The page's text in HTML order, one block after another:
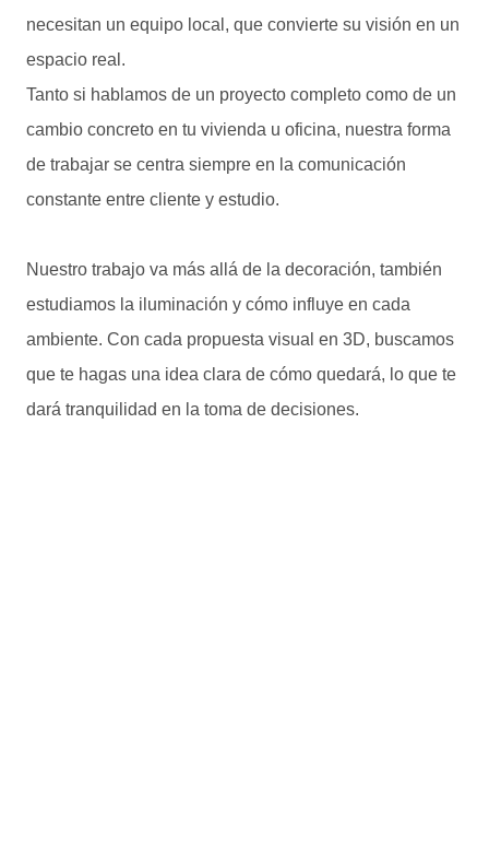
necesitan un equipo local, que convierte su visión en un
espacio real.
Tanto si hablamos de un proyecto completo como de un
cambio concreto en tu vivienda u oficina, nuestra forma
de trabajar se centra siempre en la comunicación
constante entre cliente y estudio.
Nuestro trabajo va más allá de la decoración, también
estudiamos la iluminación y cómo influye en cada
ambiente. Con cada propuesta visual en 3D, buscamos
que te hagas una idea clara de cómo quedará, lo que te
dará tranquilidad en la toma de decisiones.